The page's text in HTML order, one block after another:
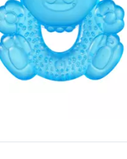
Vista Previa